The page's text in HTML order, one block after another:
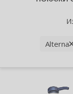
Alterna